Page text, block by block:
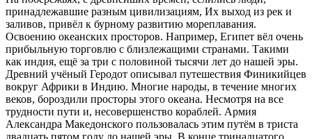
принадлежавшие разным цивилизациям, Их выход из рек и
заливов, привёл к бурному развитию мореплавания.
Освоению океанских просторов. Например, Египет вёл очень
прибыльную торговлю с близлежащими странами. Такими
как индия, ещё за три с половиной тысячи лет до нашей эры.
Древний учёный Геродот описывал путешествия Финикийцев
вокруг Африки в Индию. Многие народы, в течение многих
веков, бороздили просторы этого океана. Несмотря на все
трудности пути и, несовершенство кораблей. Армия
Александра Македонского пользовалась этим путём в триста
двадцать пятом году до нашей эры. В конце тринадцатого